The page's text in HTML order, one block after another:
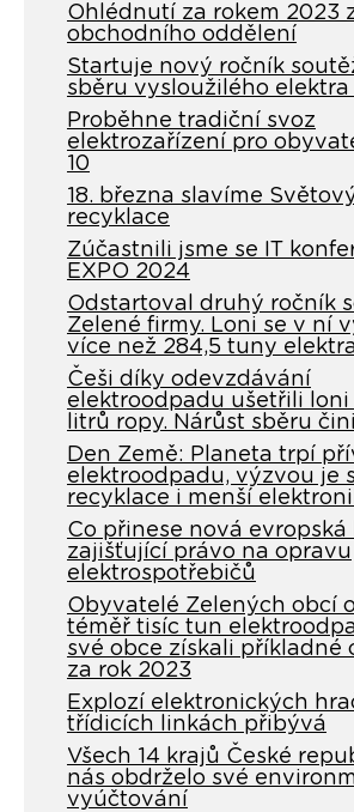
Ohlédnutí za rokem 2023
obchodního oddělení
Startuje nový ročník
sběru vysloužilého elektra
Proběhne tradiční svoz
elektrozařízení pro
10
18. března slavíme
recyklace
Zúčastnili jsme se IT
EXPO 2024
Odstartoval druhý ročník
Zelené firmy. Loni se v ní
více než 284,5 tuny
Češi díky odevzdávání
elektroodpadu ušetřili
litrů ropy. Nárůst sběru
Den Země: Planeta trpí
elektroodpadu, výzvou je
recyklace i menší
Co přinese nová
zajišťující právo na opravu
elektrospotřebičů
Obyvatelé Zelených obcí
téměř tisíc tun
své obce získali příkladné
za rok 2023
Explozí elektronických
třídicích linkách přibývá
Všech 14 krajů České
nás obdrželo své
vyúčtování